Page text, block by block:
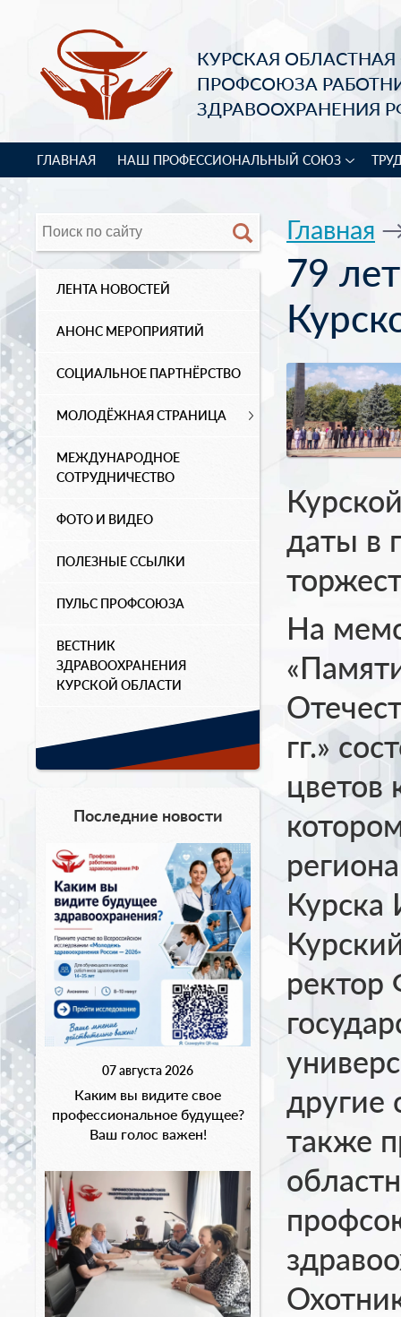
КУРСКАЯ
ПРОФСОЮЗА
ЗДРАВООХРАНЕНИЯ
ГЛАВНАЯ НАШ ПРОФЕССИОНАЛЬНЫЙ СОЮЗ
ЛЕНТА НОВОСТЕЙ
АНОНС МЕРОПРИЯТИЙ
СОЦИАЛЬНОЕ ПАРТНЁРСТВО
МОЛОДЁЖНАЯ СТРАНИЦА
МЕЖДУНАРОДНОЕ
СОТРУДНИЧЕСТВО
ФОТО И ВИДЕО
ПОЛЕЗНЫЕ ССЫЛКИ
ПУЛЬС ПРОФСОЮЗА
ВЕСТНИК
ЗДРАВООХРАНЕНИЯ
КУРСКОЙ ОБЛАСТИ
Последние новости
07 августа 2026
Каким вы видите свое
профессиональное будущее?
Ваш голос важен!
Главная
79
даты в
На
гг.»
цветов
Курска
другие
также